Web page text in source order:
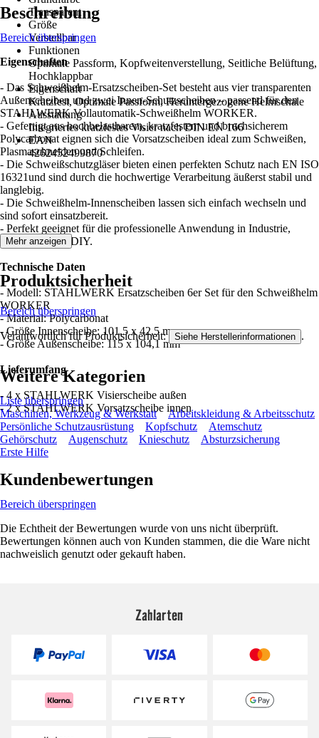
Transparent
Größe
Verstellbar
Funktionen
Optimale Passform, Kopfweitenverstellung, Seitliche Belüftung,
Hochklappbar
Eigenschaft
Kratzfest, Optimale Passform, Heruntergezogene Helmschale
Ausstattung
Integriertes kratzfestes Visier nach DIN EN 166
EAN
4262452499870
Beschreibung
Bereich überspringen
Eigenschaften
- Das Schweißhelm-Ersatzscheiben-Set besteht aus vier transparenten
Außenscheiben und zwei Innen-Schutzscheiben – passend für den
STAHLWERK Vollautomatik-Schweißhelm WORKER.
- Gefertigt aus hochbelastbarem, kratzfestem und bruchsicherem
Polycarbonat eignen sich die Vorsatzscheiben ideal zum Schweißen,
Plasmaschneiden und Schleifen.
- Die Schweißschutzgläser bieten einen perfekten Schutz nach EN ISO
16321und sind durch die hochwertige Verarbeitung äußerst stabil und
langlebig.
- Die Schweißhelm-Innenscheiben lassen sich einfach wechseln und
sind sofort einsatzbereit.
- Perfekt geeignet für die professionelle Anwendung in Industrie,
Handwerk und DIY.
Technische Daten
- Modell: STAHLWERK Ersatzscheiben 6er Set für den Schweißhelm
WORKER
- Material: Polycarbonat
- Größe Innenscheibe: 101,5 x 42,5 mm
- Größe Außenscheibe: 115 x 104,1 mm
Lieferumfang
- 4 x STAHLWERK Visierscheibe außen
- 2 x STAHLWERK Vorsatzscheibe innen
Mehr anzeigen
Produktsicherheit
Bereich überspringen
Verantwortlich für Produktsicherheit: Siehe Herstellerinformationen .
Weitere Kategorien
Liste überspringen
Maschinen, Werkzeug & Werkstatt
Arbeitskleidung & Arbeitsschutz
Persönliche Schutzausrüstung
Kopfschutz
Atemschutz
Gehörschutz
Augenschutz Knieschutz
Absturzsicherung
Erste Hilfe
Kundenbewertungen
Bereich überspringen
Die Echtheit der Bewertungen wurde von uns nicht überprüft.
Bewertungen können auch von Kunden stammen, die die Ware nicht
nachweislich genutzt oder gekauft haben.
Zahlarten